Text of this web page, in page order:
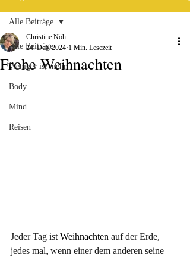
Alle Beiträge
Weniger ist mehr
Body
Mind
Reisen
Alle Beiträge
Frohe Weihnachten
Christine Nöh
24. Dez. 2024 1 Min. Lesezeit
Jeder Tag ist Weihnachten auf der Erde,
jedes mal, wenn einer dem anderen seine